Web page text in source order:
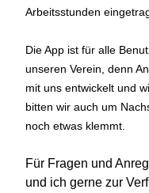
Arbeitsstunden
Die App ist für alle
unseren Verein, denn
mit uns entwickelt und
bitten wir auch um
noch etwas klemmt.
Für Fragen und
und ich gerne zur